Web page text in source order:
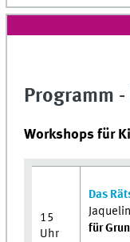
Programm
Workshops für
15
Uhr
Das
für